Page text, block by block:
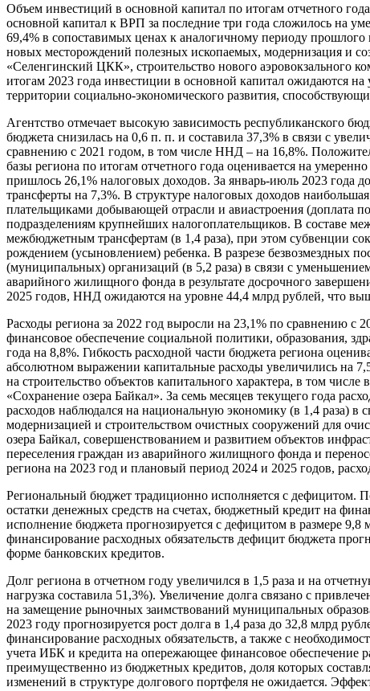
Объем инвестиций в основной капитал по итогам отчетного
основной капитал к ВРП за последние три года сложилось на
69,4% в сопоставимых ценах к аналогичному периоду
новых месторождений полезных ископаемых, модернизация и
«Селенгинский ЦКК», строительство нового
итогам 2023 года инвестиции в основной капитал ожидаются
территории социально-экономического развития,
Агентство отмечает высокую зависимость республиканского
бюджета снизилась на 0,6 п. п. и составила 37,3% в связи с
сравнению с 2021 годом, в том числе ННД – на 16,8%.
базы региона по итогам отчетного года оценивается на
пришлось 26,1% налоговых доходов. За январь-июль 2023 года
трансферты на 7,3%. В структуре налоговых доходов
плательщиками добывающей отрасли и авиастроения (доплата по
подразделениям крупнейших налогоплательщиков. В составе
межбюджетным трансфертам (в 1,4 раза), при этом субвенции
рождением (усыновлением) ребенка. В разрезе безвозмездных
(муниципальных) организаций (в 5,2 раза) в связи с
аварийного жилищного фонда в результате досрочного
2025 годов, ННД ожидаются на уровне 44,4 млрд рублей, что
Расходы региона за 2022 год выросли на 23,1% по сравнению с
финансовое обеспечение социальной политики, образования,
года на 8,8%. Гибкость расходной части бюджета региона
абсолютном выражении капитальные расходы увеличились на
на строительство объектов капитального характера, в том
«Сохранение озера Байкал». За семь месяцев текущего года
расходов наблюдался на национальную экономику (в 1,4 раза) в
модернизацией и строительством очистных сооружений для
озера Байкал, совершенствованием и развитием объектов
переселения граждан из аварийного жилищного фонда и
региона на 2023 год и плановый период 2024 и 2025 годов,
Региональный бюджет традиционно исполняется с дефицитом.
остатки денежных средств на счетах, бюджетный кредит на
исполнение бюджета прогнозируется с дефицитом в размере
финансирование расходных обязательств дефицит бюджета
форме банковских кредитов.
Долг региона в отчетном году увеличился в 1,5 раза и на
нагрузка составила 51,3%). Увеличение долга связано с
на замещение рыночных заимствований муниципальных
2023 году прогнозируется рост долга в 1,4 раза до 32,8 млрд
финансирование расходных обязательств, а также с
учета ИБК и кредита на опережающее финансовое обеспечение
преимущественно из бюджетных кредитов, доля которых
изменений в структуре долгового портфеля не ожидается.